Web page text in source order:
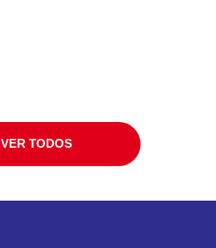
VER TODOS